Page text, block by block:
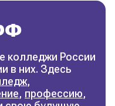
колледжи России
в них. Здесь
,
, профессию,